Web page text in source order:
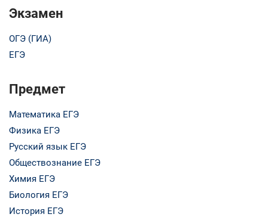
Экзамен
ОГЭ (ГИА)
ЕГЭ
Предмет
Математика ЕГЭ
Физика ЕГЭ
Русский язык ЕГЭ
Обществознание ЕГЭ
Химия ЕГЭ
Биология ЕГЭ
История ЕГЭ